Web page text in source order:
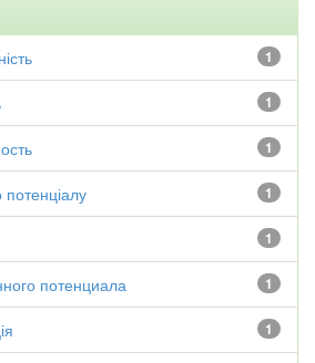
1
1
1
1
потенціалу
1
1
потенциала
1